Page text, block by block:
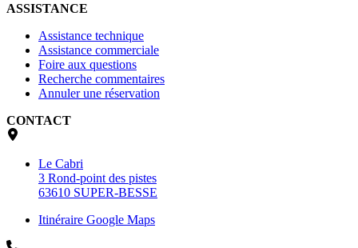
ASSISTANCE
Assistance technique
Assistance commerciale
Foire aux questions
Recherche commentaires
Annuler une réservation
CONTACT
Le Cabri
3 Rond-point des pistes
63610 SUPER-BESSE
Itinéraire Google Maps